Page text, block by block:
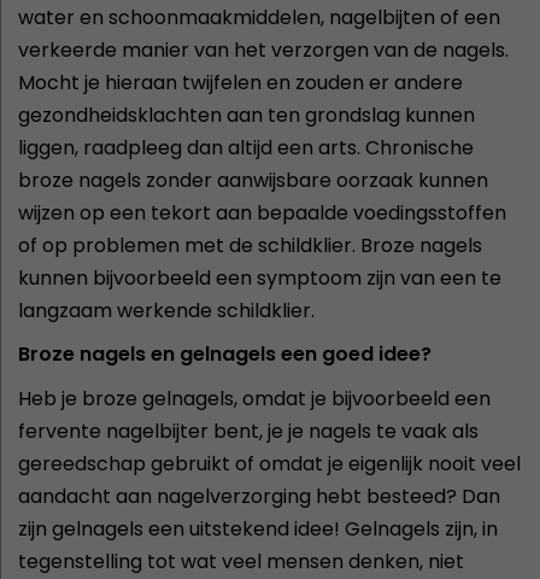
water en schoonmaakmiddelen, nagelbijten of een
verkeerde manier van het verzorgen van de nagels.
Mocht je hieraan twijfelen en zouden er andere
gezondheidsklachten aan ten grondslag kunnen
liggen, raadpleeg dan altijd een arts. Chronische
broze nagels zonder aanwijsbare oorzaak kunnen
wijzen op een tekort aan bepaalde voedingsstoffen
of op problemen met de schildklier. Broze nagels
kunnen bijvoorbeeld een symptoom zijn van een te
langzaam werkende schildklier.
Broze nagels en gelnagels een goed idee?
Heb je broze gelnagels, omdat je bijvoorbeeld een
fervente nagelbijter bent, je je nagels te vaak als
gereedschap gebruikt of omdat je eigenlijk nooit veel
aandacht aan nagelverzorging hebt besteed? Dan
zijn gelnagels een uitstekend idee! Gelnagels zijn, in
tegenstelling tot wat veel mensen denken, niet